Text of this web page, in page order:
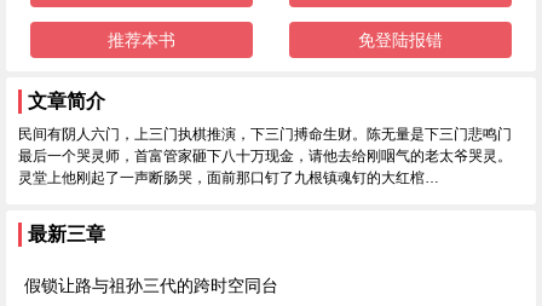
推荐本书 免登陆报错
文章简介
民间有阴人六门，上三门执棋推演，下三门搏命生财。陈无量是下三门悲鸣门
最后一个哭灵师，首富管家砸下八十万现金，请他去给刚咽气的老太爷哭灵。
灵堂上他刚起了一声断肠哭，面前那口钉了九根镇魂钉的大红棺…
最新三章
假锁让路与祖孙三代的跨时空同台